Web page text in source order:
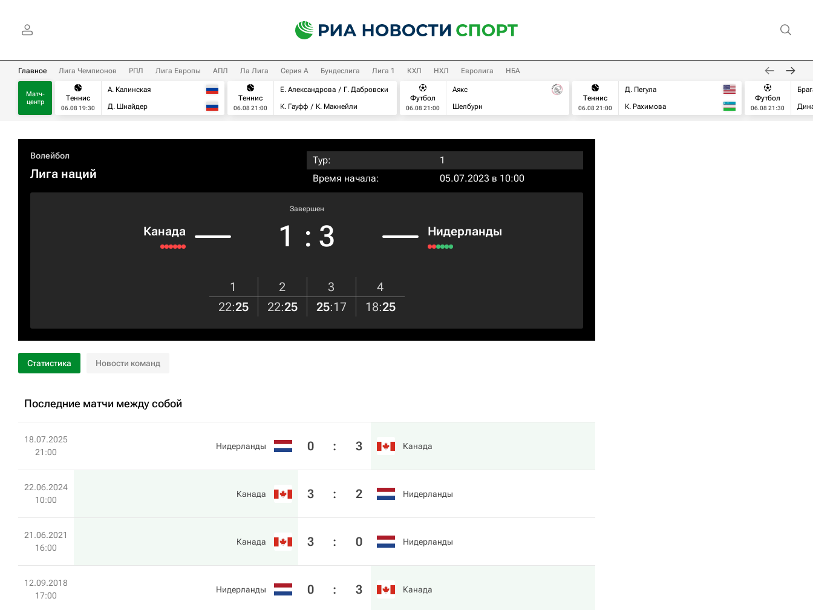
Главное Лига Чемпионов РПЛ Лига Европы АПЛ Ла Лига Серия А Бундеслига Лига 1 КХЛ НХЛ Евролига НБА
Матч-
центр
Теннис
06.08 19:30
А. Калинская
Д. Шнайдер
Теннис
06.08 21:00
Е. Александрова
Г. Дабровски
К. Гауфф
К. Макнейли
Футбол
06.08 21:00
Аякс
Шелбурн
Теннис
06.08 21:00
Д. Пегула
К. Рахимова
Футбол
06.08 21:30
Волейбол
Лига наций
Тур:
1
Время начала:
05.07.2023 в 10:00
Канада
Завершен
1 : 3 Нидерланды
1 2 3
4
22:25 22:25 25:17 18:25
Статистика Новости команд
Последние матчи между собой
18.07.2025
21:00
Нидерланды 0 : 3 Канада
22.06.2024
10:00
Канада 3 : 2 Нидерланды
21.06.2021
16:00
Канада 3 : 0 Нидерланды
12.09.2018
17:00
Нидерланды 0 : 3 Канада